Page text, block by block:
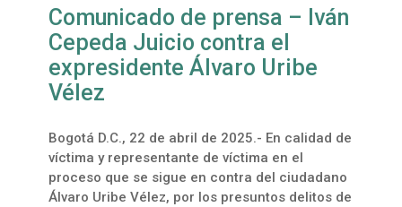
Comunicado de prensa – Iván
Cepeda Juicio contra el
expresidente Álvaro Uribe
Vélez
Bogotá D.C., 22 de abril de 2025.- En calidad de
víctima y representante de víctima en el
proceso que se sigue en contra del ciudadano
Álvaro Uribe Vélez, por los presuntos delitos de